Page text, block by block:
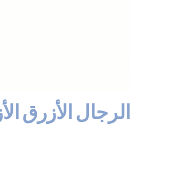
الرجال الأزرق